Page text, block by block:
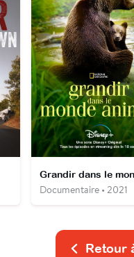
Documentaire • 2021
Retour